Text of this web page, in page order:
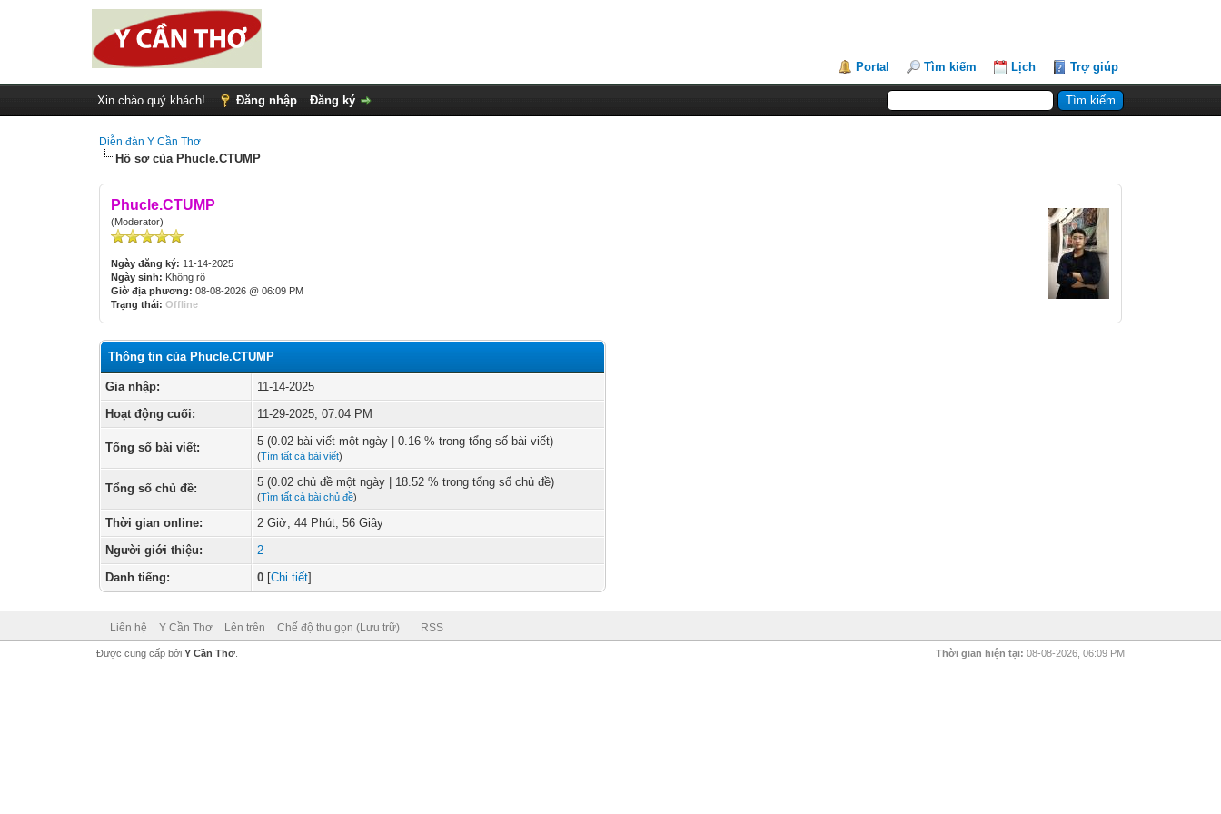
Portal Tìm kiếm Lịch Trợ giúp
Xin chào quý khách! Đăng nhập Đăng ký
Diễn đàn Y Cần Thơ
Hồ sơ của Phucle.CTUMP
Phucle.CTUMP
(Moderator)
Ngày đăng ký: 11-14-2025
Ngày sinh: Không rõ
Giờ địa phương: 08-08-2026 @ 06:09 PM
Trạng thái: Offline
Thông tin của Phucle.CTUMP
Gia nhập:
11-14-2025
Hoạt động cuối:
11-29-2025, 07:04 PM
Tổng số bài viết: 5 (0.02 bài viết một ngày | 0.16 % trong tổng số bài viết)
(Tìm tất cả bài viết)
Tổng số chủ đề: 5 (0.02 chủ đề một ngày | 18.52 % trong tổng số chủ đề)
(Tìm tất cả bài chủ đề)
Thời gian online:
2 Giờ, 44 Phút, 56 Giây
Người giới thiệu:
2
Danh tiếng:
0 [Chi tiết]
Liên hệ Y Cần Thơ Lên trên Chế độ thu gọn (Lưu trữ) RSS
Thời gian hiện tại: 08-08-2026, 06:09 PM
Được cung cấp bởi Y Cần Thơ.